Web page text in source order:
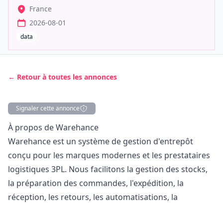
France
2026-08-01
data
← Retour à toutes les annonces
Signaler cette annonce
Description
À propos de Warehance
Warehance est un système de gestion d'entrepôt
conçu pour les marques modernes et les prestataires
logistiques 3PL. Nous facilitons la gestion des stocks,
la préparation des commandes, l'expédition, la
réception, les retours, les automatisations, la